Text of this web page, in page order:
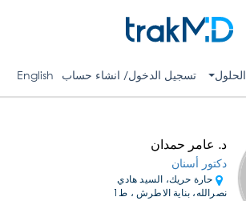
الحلول تسجيل الدخول/ انشاء حساب English
د. عامر حمدان
دكتور أسنان
حارة حريك، السيد هادي
نصرالله، بناية الاطرش ، ط1